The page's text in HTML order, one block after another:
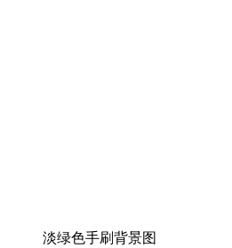
淡绿色手刷背景图